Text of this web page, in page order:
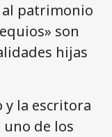
al patrimonio
son
hijas
y la escritora
de los